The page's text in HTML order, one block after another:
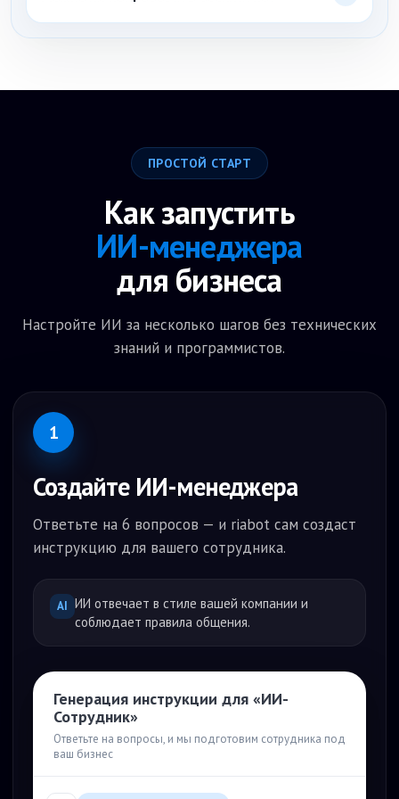
оплате и подключить нужный канал.
чертежам, расчёт, монтаж и КП.
ПРОСТОЙ СТАРТ
Как запустить
ИИ-менеджера
для бизнеса
Настройте ИИ за несколько шагов без технических
знаний и программистов.
1
Создайте ИИ-менеджера
Ответьте на 6 вопросов — и riabot сам создаст
инструкцию для вашего сотрудника.
AI ИИ отвечает в стиле вашей компании и
соблюдает правила общения.
Генерация инструкции для «ИИ-
Сотрудник»
Ответьте на вопросы, и мы подготовим сотрудника под
ваш бизнес